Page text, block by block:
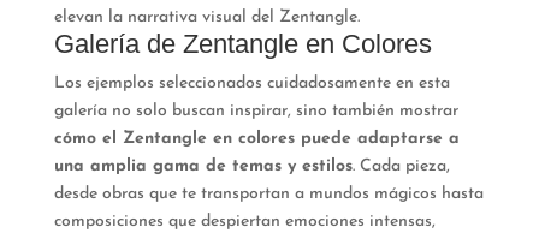
elevan la narrativa visual del Zentangle.
Galería de Zentangle en Colores
Los ejemplos seleccionados cuidadosamente en esta
galería no solo buscan inspirar, sino también mostrar
cómo el Zentangle en colores puede adaptarse a
una amplia gama de temas y estilos. Cada pieza,
desde obras que te transportan a mundos mágicos hasta
composiciones que despiertan emociones intensas,